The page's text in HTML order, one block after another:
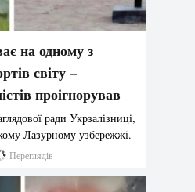
на одному з
світу –
проігнорував
ради Укрзалізниці,
Лазурному узбережжі.
Переглядів